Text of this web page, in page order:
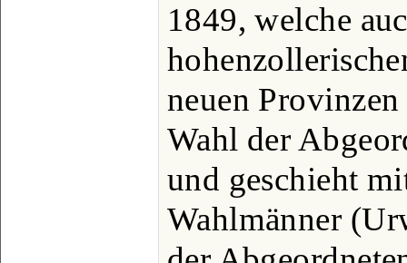
1849, welche
neuen
Wahl der
und geschieht
Wahlmänner